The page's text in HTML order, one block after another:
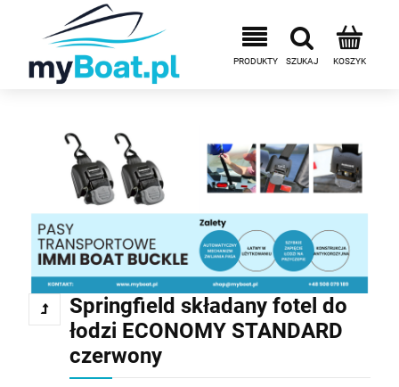
Springfield składany fotel do
łodzi ECONOMY STANDARD
czerwony